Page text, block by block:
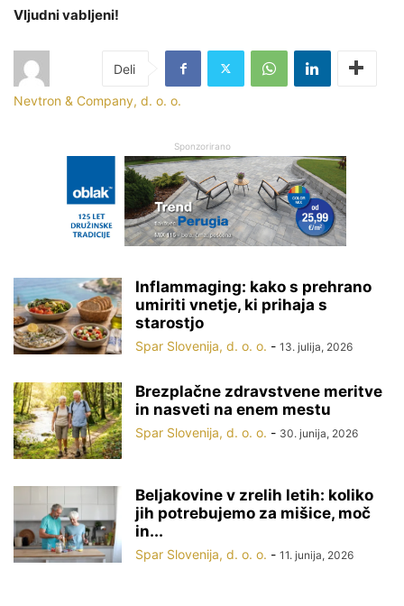
Vljudni vabljeni!
Nevtron & Company, d. o. o.
Sponzorirano
Inflammaging: kako s prehrano
umiriti vnetje, ki prihaja s
starostjo
Spar Slovenija, d. o. o. - 13. julija, 2026
Brezplačne zdravstvene meritve
in nasveti na enem mestu
Spar Slovenija, d. o. o. - 30. junija, 2026
Beljakovine v zrelih letih: koliko
jih potrebujemo za mišice, moč
in...
Spar Slovenija, d. o. o. - 11. junija, 2026